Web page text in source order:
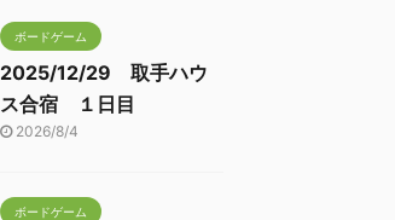
ボードゲーム
2025/12/29 取手ハウ
ス合宿 １日目
2026/8/4
ボードゲーム